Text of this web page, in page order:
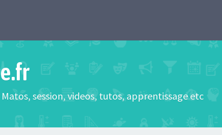
session, videos, tutos, apprentissage etc